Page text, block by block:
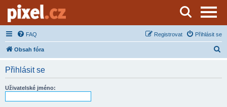
Server o natáčení a zpracování videa
FAQ Přihlásit se
Registrovat
Obsah fóra
Přihlásit se
Uživatelské jméno: